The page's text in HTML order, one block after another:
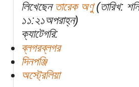
লিখেছেন তারেক অণু(তারিখ:
১১:২১অপরাহ্ন)
ক্যাটেগরি:
ব্লগরব্লগর
দিনপঞ্জি
অস্ট্রেলিয়া